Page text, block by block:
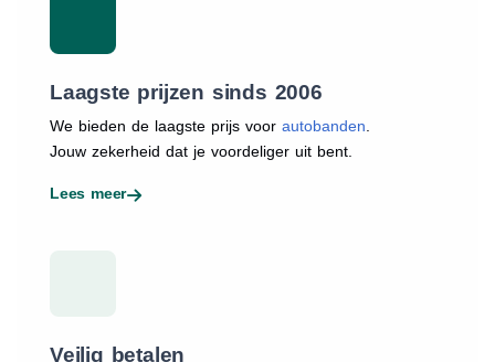
Laagste prijzen sinds 2006
We bieden de laagste prijs voor autobanden
Jouw zekerheid dat je voordeliger uit bent.
Lees meer
Veilig betalen